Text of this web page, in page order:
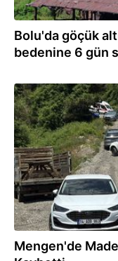
Bolu'da göçük
bedenine 6 gün
22.06.2026
Mengen'de